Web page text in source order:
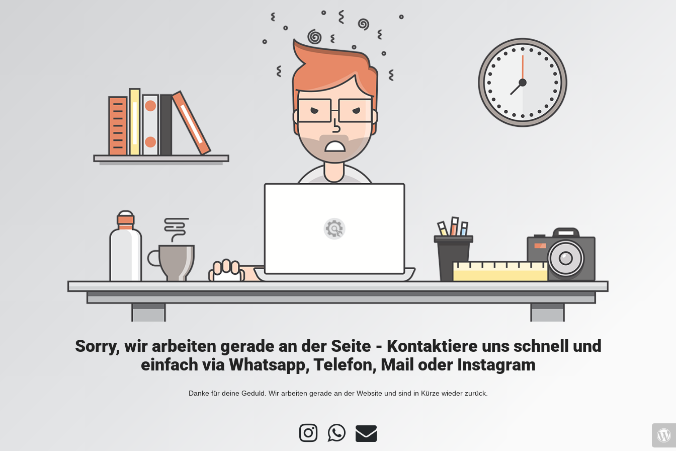
Sorry, wir arbeiten gerade an der Seite - Kontaktiere uns schnell und
einfach via Whatsapp, Telefon, Mail oder Instagram
Danke für deine Geduld. Wir arbeiten gerade an der Website und sind in Kürze wieder zurück.